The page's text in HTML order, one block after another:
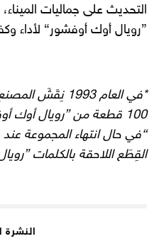
التحديث على جماليات
”رويال أوك أوفشور“ لأداء
*في العام 1993
100 قطعة من ”رويال أوك أوفشور“بالكلمتين ”رويال أوك
“في حال انتهاء المجموعة
القِطَع اللاحقة بالكلمات
النشرة